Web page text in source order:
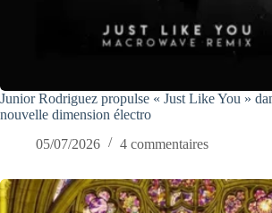
Junior Rodriguez propulse « Just Like You »
nouvelle dimension électro
05/07/2026
4 commentaires